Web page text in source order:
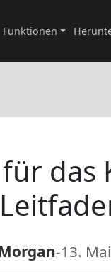
Funktionen
das
-13.